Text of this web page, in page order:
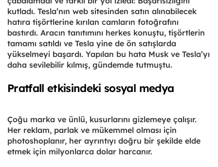
kutladı. Tesla’nın web sitesinden satın alınabilecek
hatıra tişörtlerine kırılan camların fotoğrafını
bastırdı. Aracın tanıtımını herkes konuştu, tişörtlerin
tamamı satıldı ve Tesla yine de ön satışlarda
yükselmeyi başardı. Yapılan bu hata Musk ve Tesla’yı
daha sevilebilir kılmış, gündemde tutmuştu.
Pratfall etkisindeki sosyal medya
Çoğu marka ve ünlü, kusurlarını gizlemeye çalışır.
Her reklam, parlak ve mükemmel olması için
photoshoplanır, her ayrıntıyı doğru bir şekilde elde
etmek için milyonlarca dolar harcanır.